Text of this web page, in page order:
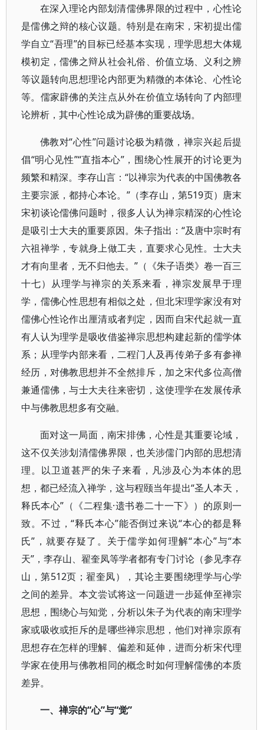
在深入理论内部划清儒佛界限的过程中，心性论
是儒佛之辩的核心议题。特别是在南宋，宋初提出儒
学自立“吾理”的目标已经基本实现，理学思想大体规
模初定，儒佛之辩从社会礼俗、价值立场、义利之辨
等议题转向思想理论内部更为精微的本体论、心性论
等。儒家辟佛的关注点从外在价值立场转向了内部理
论辨析，其中心性论成为辟佛的重要战场。
佛教对“心性”问题讨论极为精微，禅宗兴起后提
倡“明心见性”“直指本心”，围绕心性展开的讨论更为
频繁和精深。李存山言：“以禅宗为代表的中国佛教各
主要宗派，都持心本论。”（李存山，第519页）唐末
宋初谈论儒佛问题时，很多人认为禅宗精深的心性论
是吸引士大夫的重要原因。朱子指出：“及唐中宗时有
六祖禅学，专就身上做工夫，直要求心见性。士大夫
才有向里者，无不归他去。”（《朱子语类》卷一百三
十七）从理学与禅宗的关系来看，禅宗发展早于理
学，儒佛心性思想有相似之处，但北宋理学家没有对
儒佛心性论作出厘清或者判定，因而自宋代起就一直
有人认为理学是吸收借鉴禅宗思想构建起新的儒学体
系；从理学内部来看，二程门人及再传弟子多有参禅
经历，对佛教思想并不全然排斥，加之宋代多位高僧
兼通儒佛，与士大夫往来密切，这使理学在发展传承
中与佛教思想多有交融。
面对这一局面，南宋排佛，心性是其重要论域，
这不仅关涉划清儒佛界限，也关涉儒门内部的思想清
理。以卫道甚严的朱子来看，凡涉及心为本体的思
想，都已经流入禅学，这与程颐当年提出“圣人本天，
释氏本心”（《二程集·遗书卷二十一下》）的原则一
致。不过，“释氏本心”能否倒过来说“本心的都是释
氏”，就要存疑了。关于儒学如何理解“本心”与“本
天”，李存山、翟奎凤等学者都有专门讨论（参见李存
山，第512页；翟奎凤），其论主要围绕理学与心学
之间的差异。本文尝试将这一问题进一步延伸至禅宗
思想，围绕心与知觉，分析以朱子为代表的南宋理学
家或吸收或拒斥的是哪些禅宗思想，他们对禅宗原有
思想存在怎样的理解、偏差和延伸，进而分析宋代理
学家在使用与佛教相同的概念时如何理解儒佛的本质
差异。
一、禅宗的“心”与“觉”